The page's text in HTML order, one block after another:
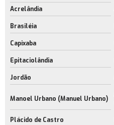
Acrelândia
Brasiléia
Capixaba
Epitaciolândia
Jordão
Manoel Urbano (Manuel Urbano)
Plácido de Castro